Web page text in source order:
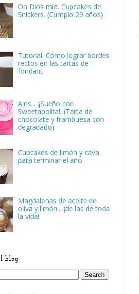
Oh Dios mío. Cupcakes de
Snickers. (Cumplo 29 años)
Tutorial: Cómo lograr bordes
rectos en las tartas de
fondant
Ains... ¡¡Sueño con
Sweetapolita!! (Tarta de
chocolate y frambuesa con
degradado)
Cupcakes de limón y cava
para terminar el año
Magdalenas de aceite de
oliva y limón... ¡de las de toda
la vida!
blog